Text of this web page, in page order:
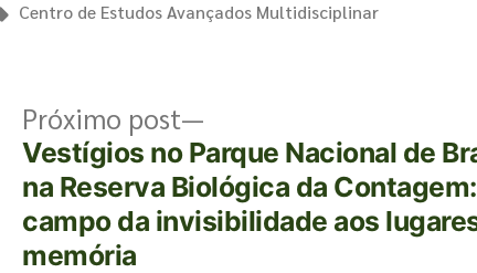
Centro de Estudos Avançados Multidisciplinar
Próximo post
Vestígios no Parque Nacional de
na Reserva Biológica da
campo da invisibilidade aos
memória